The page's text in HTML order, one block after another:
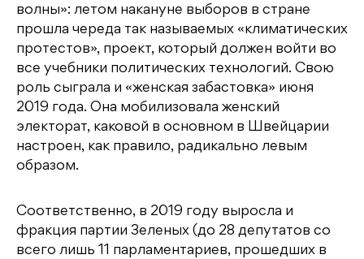
волны»: летом накануне выборов в стране
прошла череда так называемых «климатических
протестов», проект, который должен войти во
все учебники политических технологий. Свою
роль сыграла и «женская забастовка» июня
2019 года. Она мобилизовала женский
электорат, каковой в основном в Швейцарии
настроен, как правило, радикально левым
образом.
Соответственно, в 2019 году выросла и
фракция партии Зеленых (до 28 депутатов со
всего лишь 11 парламентариев, прошедших в